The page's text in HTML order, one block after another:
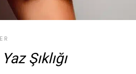
Şıklığı